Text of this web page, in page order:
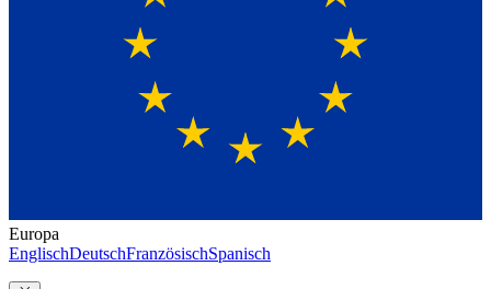
Europa
EnglischDeutschFranzösischSpanisch